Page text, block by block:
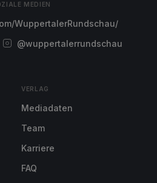
MEDIEN
WuppertalerRundschau/
@wuppertalerrundschau
VERLAG
Mediadaten
Team
Karriere
FAQ